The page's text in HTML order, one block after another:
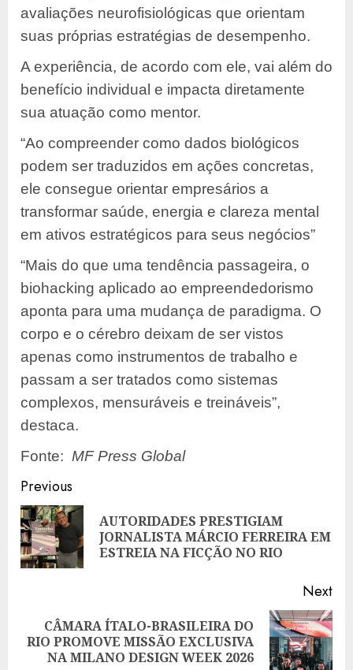
avaliações neurofisiológicas que orientam
suas próprias estratégias de desempenho.
A experiência, de acordo com ele, vai além do
benefício individual e impacta diretamente
sua atuação como mentor.
“Ao compreender como dados biológicos
podem ser traduzidos em ações concretas,
ele consegue orientar empresários a
transformar saúde, energia e clareza mental
em ativos estratégicos para seus negócios”
“Mais do que uma tendência passageira, o
biohacking aplicado ao empreendedorismo
aponta para uma mudança de paradigma. O
corpo e o cérebro deixam de ser vistos
apenas como instrumentos de trabalho e
passam a ser tratados como sistemas
complexos, mensuráveis e treináveis”,
destaca.
Fonte: MF Press Global
Post
navigation
Previous
AUTORIDADES PRESTIGIAM
JORNALISTA MÁRCIO FERREIRA EM
ESTREIA NA FICÇÃO NO RIO
Next
Next
post:
CÂMARA ÍTALO-BRASILEIRA DO
RIO PROMOVE MISSÃO EXCLUSIVA
NA MILANO DESIGN WEEK 2026